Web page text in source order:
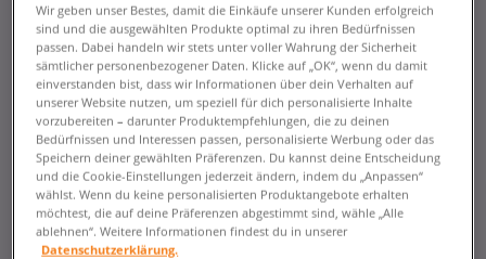
Wir geben unser Bestes, damit die Einkäufe unserer Kunden erfolgreich
sind und die ausgewählten Produkte optimal zu ihren Bedürfnissen
passen. Dabei handeln wir stets unter voller Wahrung der Sicherheit
sämtlicher personenbezogener Daten. Klicke auf „OK“, wenn du damit
einverstanden bist, dass wir Informationen über dein Verhalten auf
unserer Website nutzen, um speziell für dich personalisierte Inhalte
vorzubereiten – darunter Produktempfehlungen, die zu deinen
Bedürfnissen und Interessen passen, personalisierte Werbung oder das
Speichern deiner gewählten Präferenzen. Du kannst deine Entscheidung
und die Cookie-Einstellungen jederzeit ändern, indem du „Anpassen“
wählst. Wenn du keine personalisierten Produktangebote erhalten
möchtest, die auf deine Präferenzen abgestimmt sind, wähle „Alle
ablehnen“. Weitere Informationen findest du in unserer
Datenschutzerklärung.